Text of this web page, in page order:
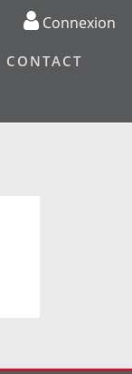
CONTACT
Connexion